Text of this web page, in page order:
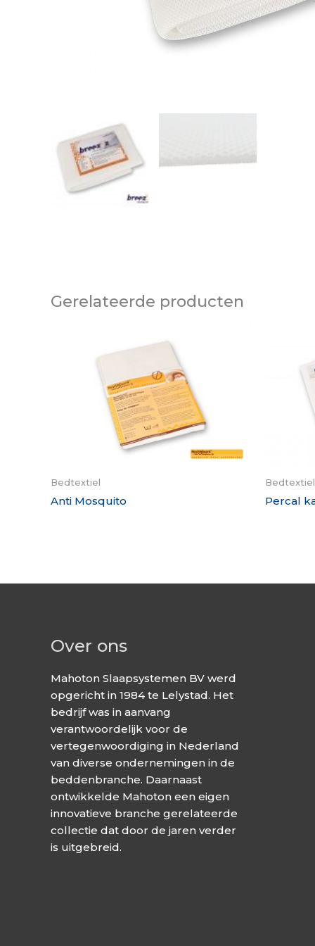
Gerelateerde producten
Bedtextiel
Anti Mosquito
Bedtextiel
Percal
Over ons
Mahoton Slaapsystemen BV werd
opgericht in 1984 te Lelystad. Het
bedrijf was in aanvang
verantwoordelijk voor de
vertegenwoordiging in Nederland
van diverse ondernemingen in de
beddenbranche. Daarnaast
ontwikkelde Mahoton een eigen
innovatieve branche gerelateerde
collectie dat door de jaren verder
is uitgebreid.